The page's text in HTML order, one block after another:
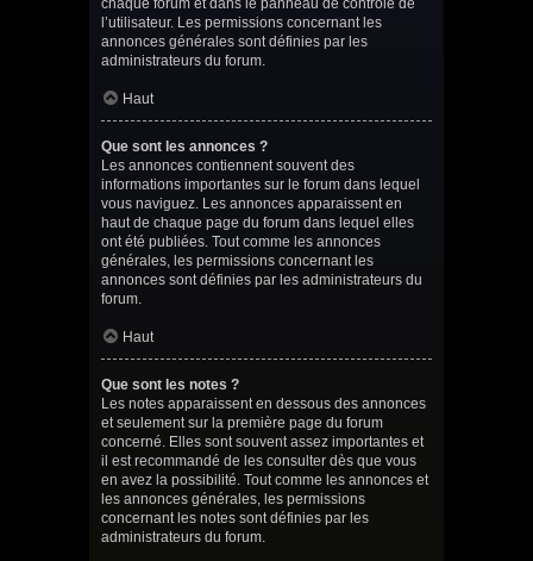
chaque forum et dans le panneau de contrôle de
l’utilisateur. Les permissions concernant les
annonces générales sont définies par les
administrateurs du forum.
Haut
Que sont les annonces ?
Les annonces contiennent souvent des
informations importantes sur le forum dans lequel
vous naviguez. Les annonces apparaissent en
haut de chaque page du forum dans lequel elles
ont été publiées. Tout comme les annonces
générales, les permissions concernant les
annonces sont définies par les administrateurs du
forum.
Haut
Que sont les notes ?
Les notes apparaissent en dessous des annonces
et seulement sur la première page du forum
concerné. Elles sont souvent assez importantes et
il est recommandé de les consulter dès que vous
en avez la possibilité. Tout comme les annonces et
les annonces générales, les permissions
concernant les notes sont définies par les
administrateurs du forum.